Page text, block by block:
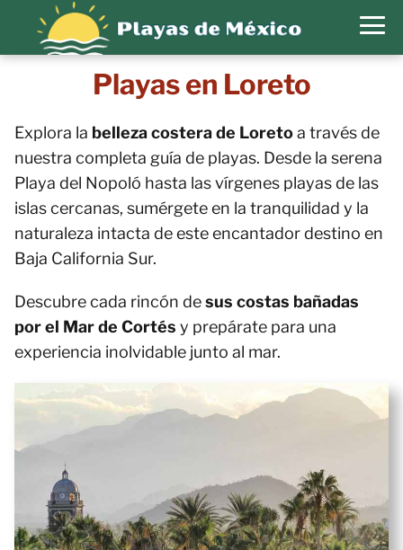
Playas en Loreto
Explora la belleza costera de Loretoa través de
nuestra completa guía de playas. Desde la serena
Playa del Nopoló hasta las vírgenes playas de las
islas cercanas, sumérgete en la tranquilidad y la
naturaleza intacta de este encantador destino en
Baja California Sur.
Descubre cada rincón desus costas bañadas
por el Mar de Cortés y prepárate para una
experiencia inolvidable junto al mar.